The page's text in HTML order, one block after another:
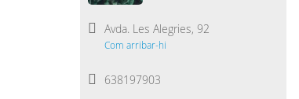
Avda. Les Alegries, 92
Com arribar-hi
638197903